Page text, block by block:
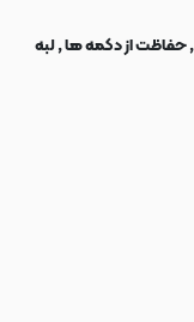
حفاظت از دکمه ها , لبه